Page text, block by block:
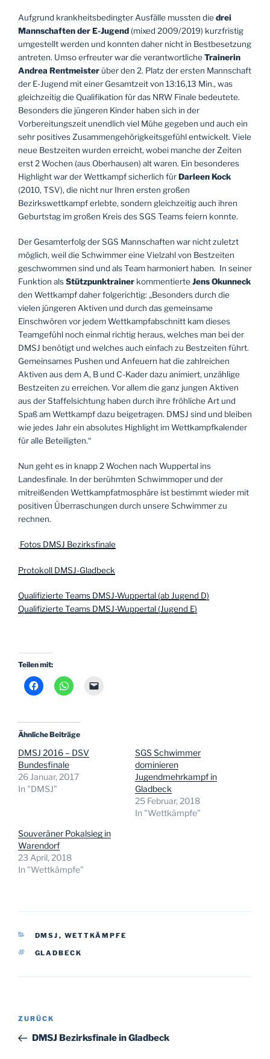
Aufgrund krankheitsbedingter Ausfälle mussten diedrei
Mannschaften der E-Jugend (mixed 2009/2019) kurzfristig
umgestellt werden und konnten daher nicht in Bestbesetzung
antreten. Umso erfreuter war die verantwortlicheTrainerin
Andrea Rentmeister über den 2. Platz der ersten Mannschaft
der E-Jugend mit einer Gesamtzeit von 13:16,13 Min., was
gleichzeitig die Qualifikation für das NRW Finale bedeutete.
Besonders die jüngeren Kinder haben sich in der
Vorbereitungszeit unendlich viel Mühe gegeben und auch ein
sehr positives Zusammengehörigkeitsgefühl entwickelt. Viele
neue Bestzeiten wurden erreicht, wobei manche der Zeiten
erst 2 Wochen (aus Oberhausen) alt waren. Ein besonderes
Highlight war der Wettkampf sicherlich fürDarleen Kock
(2010, TSV), die nicht nur Ihren ersten großen
Bezirkswettkampf erlebte, sondern gleichzeitig auch ihren
Geburtstag im großen Kreis des SGS Teams feiern konnte.
Der Gesamterfolg der SGS Mannschaften war nicht zuletzt
möglich, weil die Schwimmer eine Vielzahl von Bestzeiten
geschwommen sind und als Team harmoniert haben. In seiner
Funktion alsStützpunktrainer kommentierteJens Okunneck
den Wettkampf daher folgerichtig: „Besonders durch die
vielen jüngeren Aktiven und durch das gemeinsame
Einschwören vor jedem Wettkampfabschnitt kam dieses
Teamgefühl noch einmal richtig heraus, welches man bei der
DMSJ benötigt und welches auch einfach zu Bestzeiten führt.
Gemeinsames Pushen und Anfeuern hat die zahlreichen
Aktiven aus dem A, B und C-Kader dazu animiert, unzählige
Bestzeiten zu erreichen. Vor allem die ganz jungen Aktiven
aus der Staffelsichtung haben durch ihre fröhliche Art und
Spaß am Wettkampf dazu beigetragen. DMSJ sind und bleiben
wie jedes Jahr ein absolutes Highlight im Wettkampfkalender
für alle Beteiligten.“
Nun geht es in knapp 2 Wochen nach Wuppertal ins
Landesfinale. In der berühmten Schwimmoper und der
mitreißenden Wettkampfatmosphäre ist bestimmt wieder mit
positiven Überraschungen durch unsere Schwimmer zu
rechnen.
Fotos DMSJ Bezirksfinale
Protokoll DMSJ-Gladbeck
Qualifizierte Teams DMSJ-Wuppertal (ab Jugend D)
Qualifizierte Teams DMSJ-Wuppertal (Jugend E)
Teilen mit:
Ähnliche Beiträge
DMSJ 2016 – DSV
Bundesfinale
26 Januar, 2017
In "DMSJ"
SGS Schwimmer
dominieren
Jugendmehrkampf in
Gladbeck
25 Februar, 2018
In "Wettkämpfe"
Souveräner Pokalsieg in
Warendorf
23 April, 2018
In "Wettkämpfe"
KATEGORIEN
DMSJ , WETTKÄMPFE
SCHLAGWÖRTER
GLADBECK
Beitragsnavigation
Vorheriger
Beitrag
ZURÜCK
DMSJ Bezirksfinale in Gladbeck